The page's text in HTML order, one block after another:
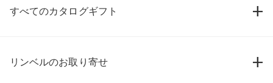
すべてのカタログギフト
リンベルのお取り寄せ